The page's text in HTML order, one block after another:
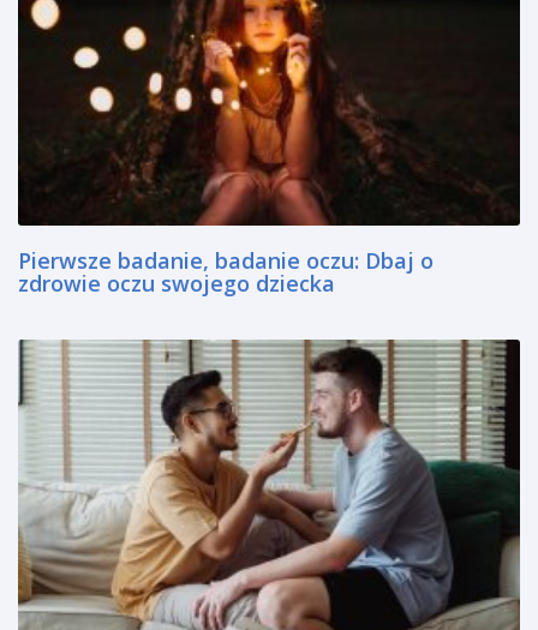
Pierwsze badanie, badanie oczu: Dbaj o
zdrowie oczu swojego dziecka